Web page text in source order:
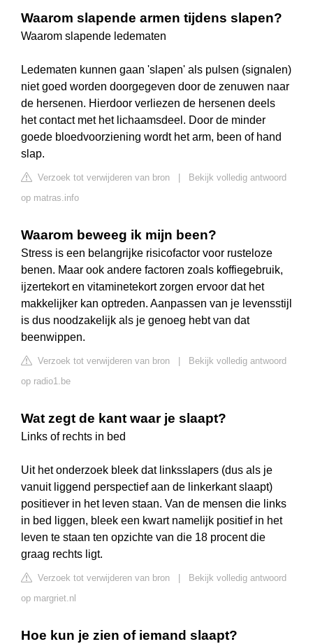
Waarom slapende armen tijdens slapen?
Waarom slapende ledematen
Ledematen kunnen gaan 'slapen' als pulsen (signalen)
niet goed worden doorgegeven door de zenuwen naar
de hersenen. Hierdoor verliezen de hersenen deels
het contact met het lichaamsdeel. Door de minder
goede bloedvoorziening wordt het arm, been of hand
slap.
Verzoek tot verwijderen van bron
Bekijk volledig antwoord
op matras.info
Waarom beweeg ik mijn been?
Stress is een belangrijke risicofactor voor rusteloze
benen. Maar ook andere factoren zoals koffiegebruik,
ijzertekort en vitaminetekort zorgen ervoor dat het
makkelijker kan optreden. Aanpassen van je levensstijl
is dus noodzakelijk als je genoeg hebt van dat
beenwippen.
Verzoek tot verwijderen van bron
Bekijk volledig antwoord
op radio1.be
Wat zegt de kant waar je slaapt?
Links of rechts in bed
Uit het onderzoek bleek dat linksslapers (dus als je
vanuit liggend perspectief aan de linkerkant slaapt)
positiever in het leven staan. Van de mensen die links
in bed liggen, bleek een kwart namelijk positief in het
leven te staan ten opzichte van die 18 procent die
graag rechts ligt.
Verzoek tot verwijderen van bron
Bekijk volledig antwoord
op margriet.nl
Hoe kun je zien of iemand slaapt?